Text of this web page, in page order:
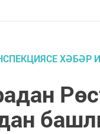
ХӘБӘР